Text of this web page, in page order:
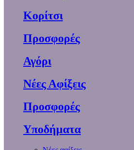
Κορίτσι
Προσφορές
Αγόρι
Νέες Αφίξεις
Προσφορές
Υποδήματα